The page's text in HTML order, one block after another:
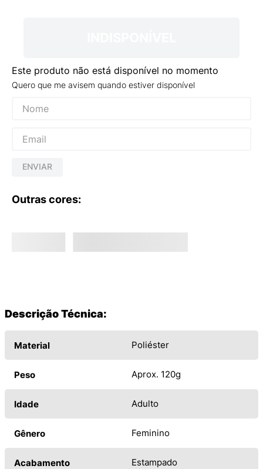
Este produto não está disponível no momento
Quero que me avisem quando estiver disponível
ENVIAR
Outras cores:
Descrição Técnica:
Material Poliéster
Peso Aprox. 120g
Idade Adulto
Gênero Feminino
Acabamento Estampado